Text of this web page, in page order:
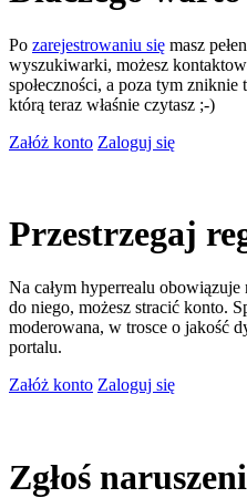
Po zarejestrowaniu się masz
wyszukiwarki, możesz
społeczności, a poza tym
którą teraz właśnie czytasz ;-)
Załóż konto Zaloguj się
Przestrzegaj
Na całym hyperrealu obowiązuje
do niego, możesz stracić konto.
moderowana, w trosce o jakość
portalu.
Załóż konto Zaloguj się
Zgłoś